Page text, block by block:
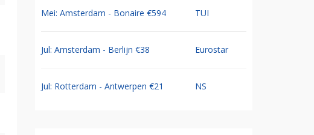
Mei: Amsterdam - Bonaire €594 TUI
Jul: Amsterdam - Berlijn €38 Eurostar
Jul: Rotterdam - Antwerpen €21 NS